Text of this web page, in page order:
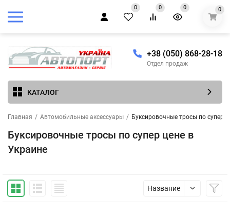
0 0 0 0
+38 (050) 868-28-18
Отдел продаж
КАТАЛОГ
Главная / Автомобильные аксессуары / Буксировочные тросы по супер
Буксировочные тросы по супер цене в
Украине
Название